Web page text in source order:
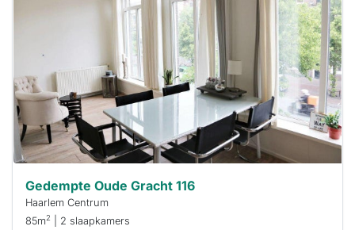
Stekkies helpt
je hierbij!
Gedempte Oude Gracht 116
Haarlem Centrum
85m2 | 2 slaapkamers